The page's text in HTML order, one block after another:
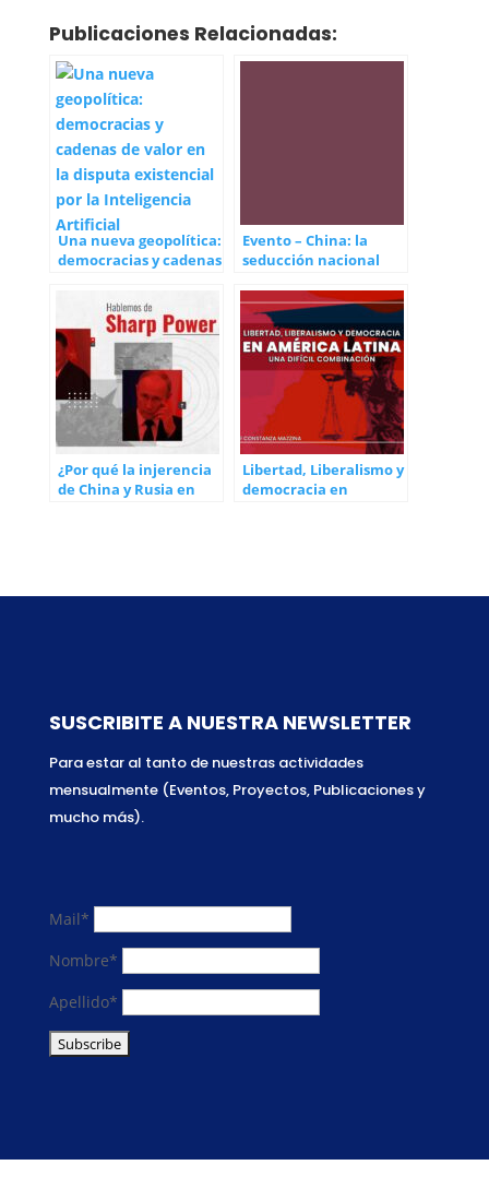
Publicaciones Relacionadas:
Una nueva geopolítica:
democracias y cadenas
existencial por la
Inteligencia Artificial
Evento – China: la
seducción nacional
régimen
¿Por qué la injerencia
de China y Rusia en
Libertad, Liberalismo y
democracia en
SUSCRIBITE A NUESTRA NEWSLETTER
Para estar al tanto de nuestras actividades
mensualmente (Eventos, Proyectos, Publicaciones y
mucho más).
Mail*
Nombre*
Apellido*